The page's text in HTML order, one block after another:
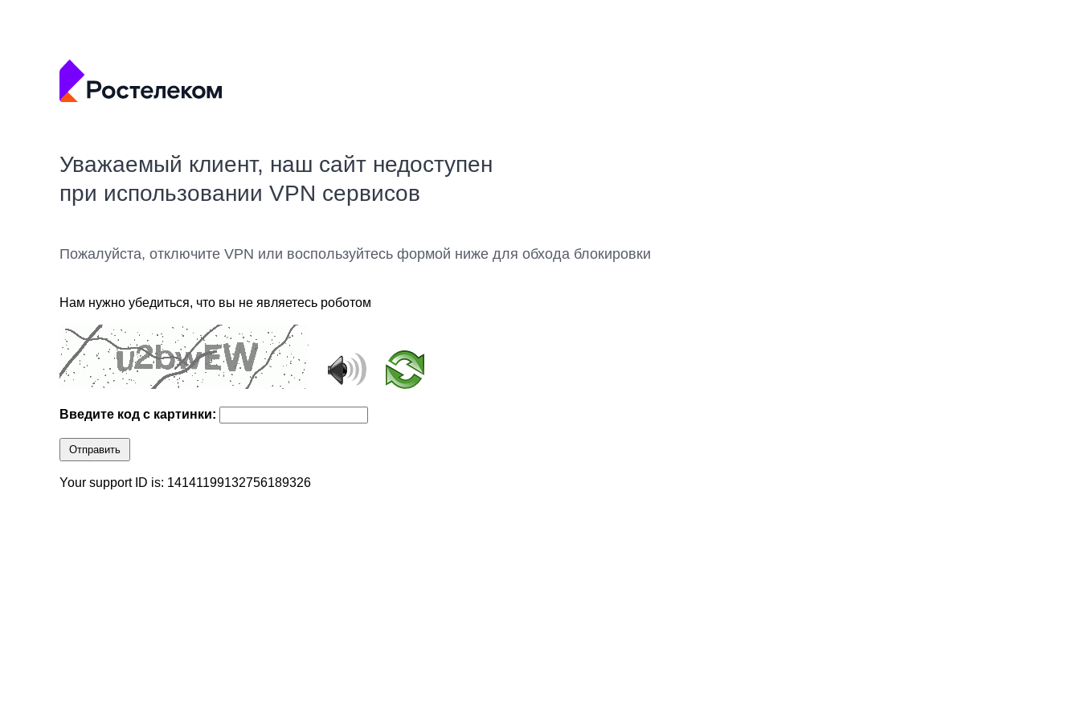
Уважаемый клиент, наш сайт недоступен
при использовании VPN сервисов
Пожалуйста, отключите VPN или воспользуйтесь формой ниже для обхода блокировки
Нам нужно убедиться, что вы не являетесь роботом
Введите код с картинки:
Отправить
Your support ID is: 14141199132756189326